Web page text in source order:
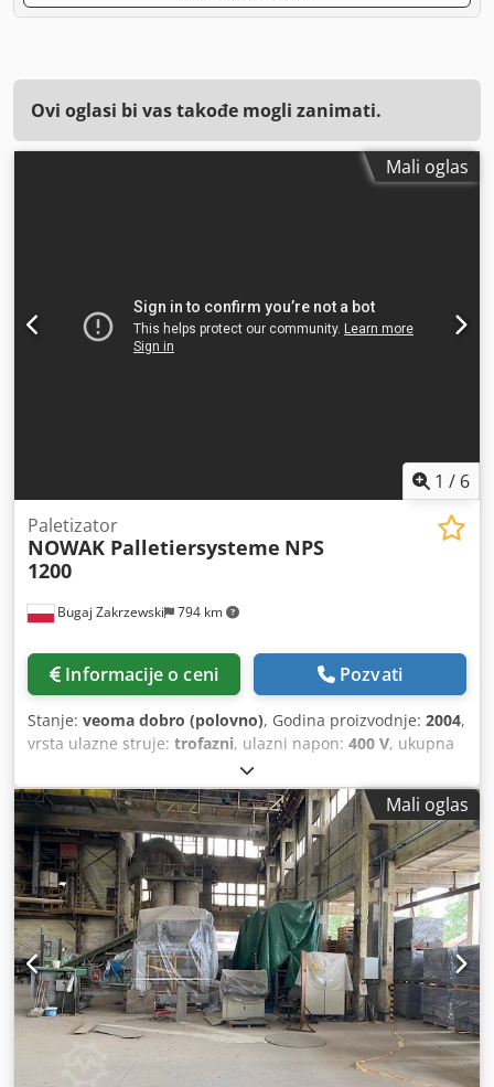
Ovi oglasi bi vas takođe mogli zanimati.
Mali oglas
1 / 6
Bugaj Zakrzewski 794 km
Paletizator
NOWAK Palletiersysteme NPS
1200
Informacije o ceni Pozvati
Stanje: veoma dobro (polovno), Godina proizvodnje: 2004,
vrsta ulazne struje: trofazni, ulazni napon: 400 V, ukupna
, ukupna visina:
širina:4.220 mm, PRODAJA AUTOMATSKE PALETIZIRKE
NOWAK NPS 1200 Na prodaju: Automatska paletizirka
NOWAK NPS 1200, godina proizvodnje 2004, u veoma
dobrom tehničkom stanju, potpuno ispravna i korišćena do
kraja radnog veka. Oprema je idealna za paletizaciju vreća
i pakovanja u industrijskim sistemima. ⸻ Najvažnije
informacije o mašini • Model: NPS 1200 Chodpfx Ajxwy
Dhehtea • Proizvođač: NOWAK Palettiersysteme GmbH •
Kapacitet: do 1200 vreća na sat (prema specifikaciji –
strana 1 dokumenta) • Tipovi paleta: - EURO 800 × 1200
mm - Jednokratne 800 × 1200 mm - Industrijske 1000 ×
1200 mm (strana 1) ⸻ Oprema i agregati uključeni u
set (prema strani 2 dokumenta) • Magacin praznih paleta –
Mali oglas